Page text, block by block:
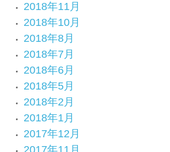
2018年11月
2018年10月
2018年8月
2018年7月
2018年6月
2018年5月
2018年2月
2018年1月
2017年12月
2017年11月